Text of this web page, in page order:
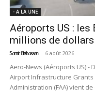
- A LA UNE
Aéroports US : les
millions de dollars
Samir Belhassen - 6 août 2026
Aero-News (Aéroports US) -
Airport Infrastructure Grants
Administration (FAA) vient